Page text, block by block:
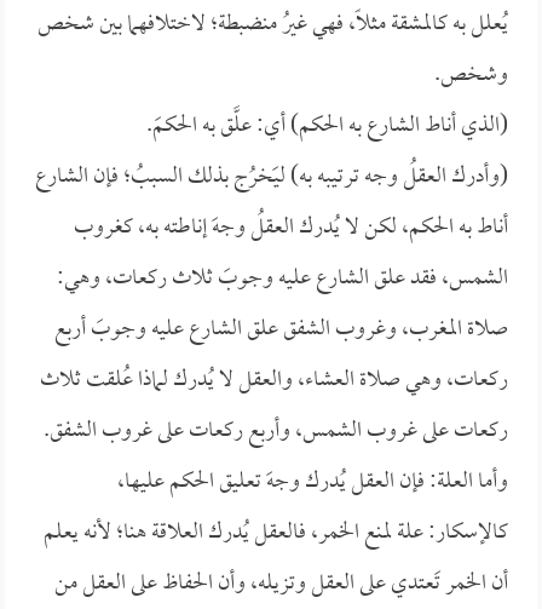
يُعلل به كالمشقة مثلاً، فهي غيرُ منضبطة؛ لاختلافهما بين شخص
وشخص.
(الذي أناط الشارع به الحكم) أي: علَّق به الحكمَ.
(وأدرك العقلُ وجه ترتيبه به) ليَخرُج بذلك السببُ؛ فإن الشارع
أناط به الحكم، لكن لا يُدرك العقلُ وجهَ إناطته به، كغروب
الشمس، فقد علق الشارع عليه وجوبَ ثلاث ركعات، وهي:
صلاة المغرب، وغروب الشفق علق الشارع عليه وجوبَ أربع
ركعات، وهي صلاة العشاء، والعقل لا يُدرك لماذا عُلقت ثلاث
ركعات على غروب الشمس، وأربع ركعات على غروب الشفق.
وأما العلة: فإن العقل يُدرك وجهَ تعليق الحكم عليها،
كالإسكار: علة لمنع الخمر، فالعقل يُدرك العلاقة هنا؛ لأنه يعلم
أن الخمر تَعتدي على العقل وتزيله، وأن الحفاظ على العقل من